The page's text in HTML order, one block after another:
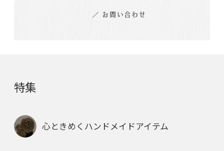
特集
心ときめくハンドメイドアイテム